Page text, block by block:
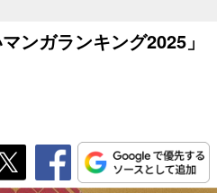
ンガランキング2025」